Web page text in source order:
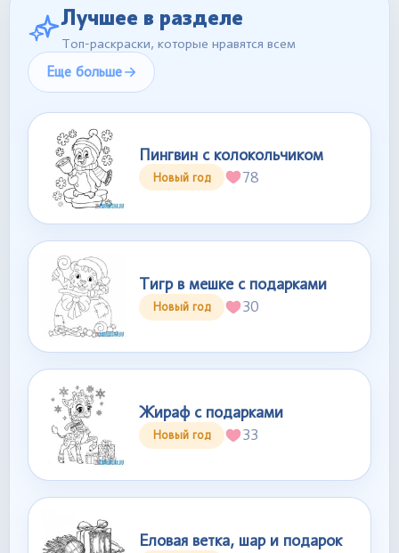
Лучшее в разделе
Топ-раскраски, которые нравятся всем
Еще больше
Пингвин с колокольчиком
Новый год 78
Тигр в мешке с подарками
Новый год 30
Жираф с подарками
Новый год 33
Еловая ветка, шар и подарок